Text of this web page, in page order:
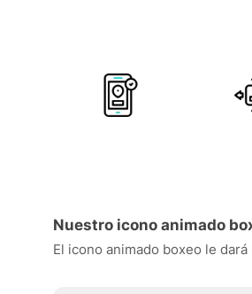
Nuestro icono animado
El icono animado boxeo le